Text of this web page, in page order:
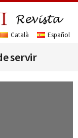
servir